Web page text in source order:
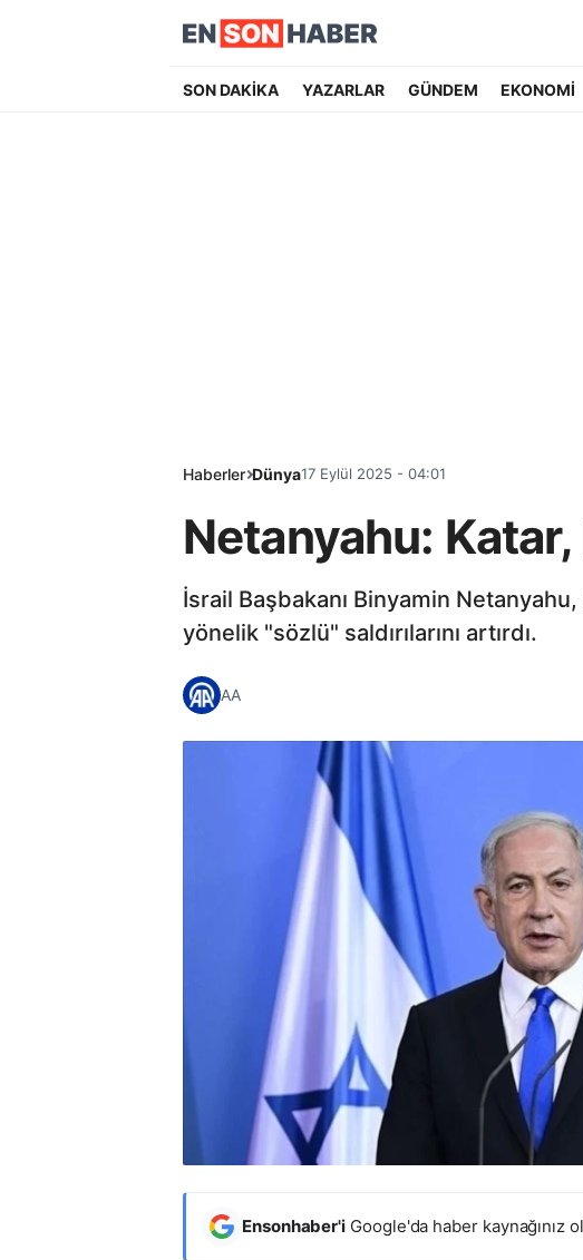
SON DAKİKA YAZARLAR GÜNDEM EKONOMİ
Haberler Dünya17 Eylül 2025 - 04:01
Netanyahu:
İsrail Başbakanı Binyamin
yönelik "sözlü" saldırılarını artırdı.
AA
Ensonhaber'i Google'da haber kaynağınız